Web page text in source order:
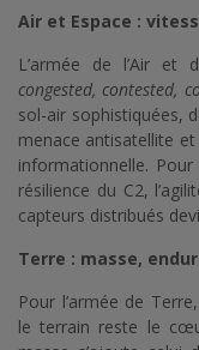
Air et Espace :
L’armée de l’Air et
congested, contested,
sol-air sophistiquées,
menace antisatellite
informationnelle.
résilience du C2,
capteurs distribués
Terre : masse,
Pour l’armée de
le terrain reste le